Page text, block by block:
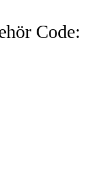
Code: